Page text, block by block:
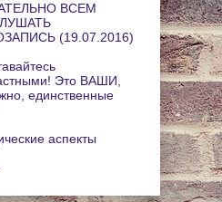
ВСЕМ
(19.07.2016)
Это ВАШИ,
единственные
аспекты